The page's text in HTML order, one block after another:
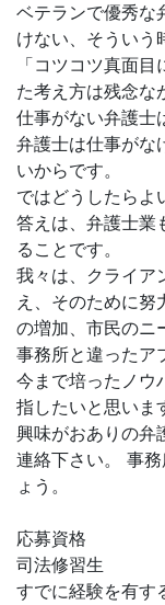
ベテランで優秀な
けない、そういう
「コツコツ真面
た考え方は残念な
仕事がない弁護士
弁護士は仕事がな
いからです。
ではどうしたらよ
答えは、弁護士業
ることです。
我々は、クライア
え、そのために
の増加、市民のニ
事務所と違ったア
今まで培ったノウ
指したいと思いま
興味がおありの弁
連絡下さい。 事
ょう。
応募資格
司法修習生
すでに経験を有す